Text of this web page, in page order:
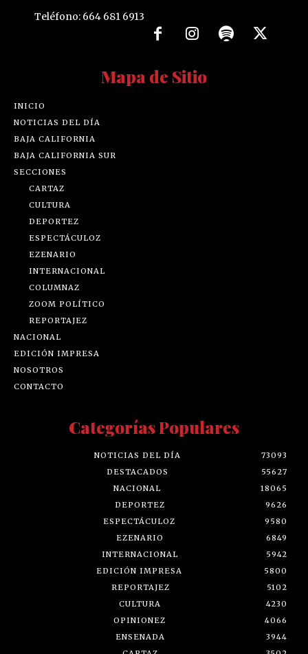
Teléfono: 664 681 6913
Mapa de Sitio
INICIO
NOTICIAS DEL DÍA
BAJA CALIFORNIA
BAJA CALIFORNIA SUR
SECCIONES
CARTAZ
CULTURA
DEPORTEZ
ESPECTÁCULOZ
EZENARIO
INTERNACIONAL
COLUMNAZ
ZOOM POLÍTICO
REPORTAJEZ
NACIONAL
EDICIÓN IMPRESA
NOSOTROS
CONTACTO
Categorías Populares
NOTICIAS DEL DÍA
73093
DESTACADOS
55627
NACIONAL
18065
DEPORTEZ
9626
ESPECTÁCULOZ
9580
EZENARIO
6849
INTERNACIONAL
5942
EDICIÓN IMPRESA
5800
REPORTAJEZ
5102
CULTURA
4230
OPINIONEZ
4066
ENSENADA
3944